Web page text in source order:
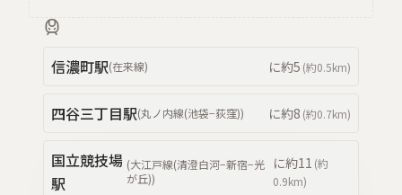
信濃町駅(在来線) に約5 (約0.5km)
四谷三丁目駅(丸ノ内線(池袋−荻窪)) に約8 (約0.7km)
国立競技場
駅
(大江戸線(清澄白河−新宿−光
が丘))
に約11 (約
0.9km)